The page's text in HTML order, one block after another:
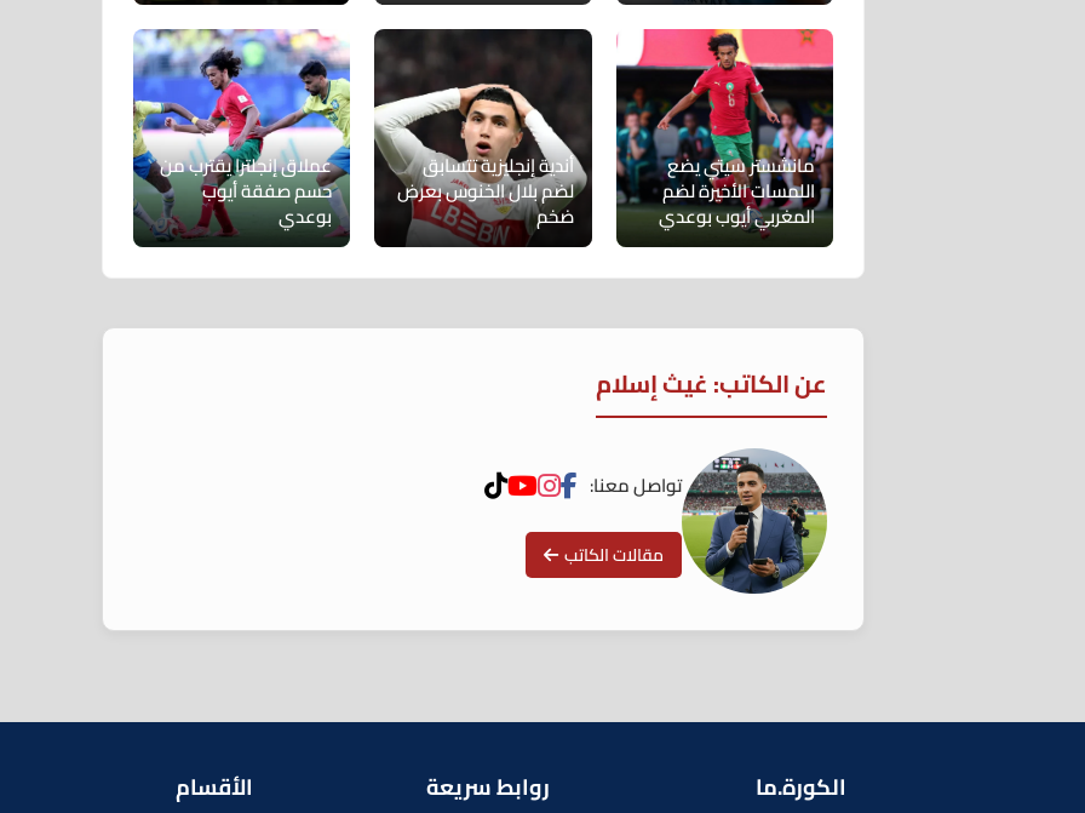
مانشستر سيتي يضع
اللمسات الأخيرة لضم
المغربي أيوب بوعدي
أندية إنجليزية تتسابق
لضم بلال الخنوس بعرض
ضخم
عملاق إنجلترا يقترب من
حسم صفقة أيوب
بوعدي
عن الكاتب: غيث إسلام
تواصل معنا:
مقالات الكاتب
الكورة.ما روابط سريعة الأقسام